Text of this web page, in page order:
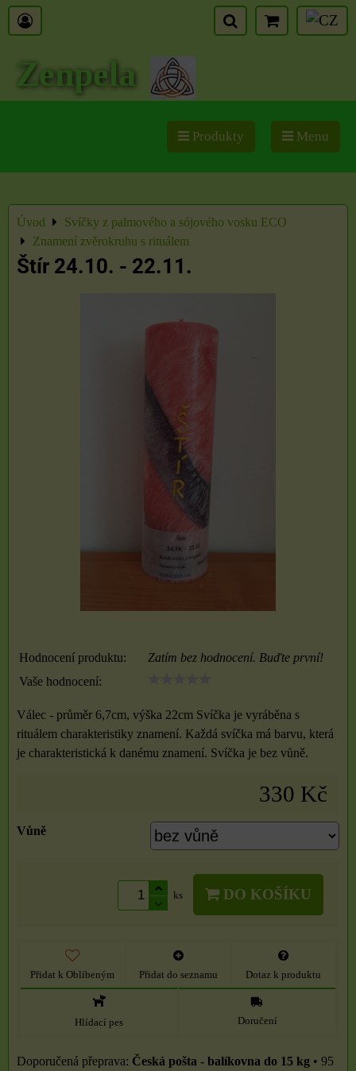
Zenpela
Produkty Menu
Úvod
Svíčky z palmového a sójového vosku ECO
Znamení zvěrokruhu s rituálem
Štír 24.10. - 22.11.
Hodnocení produktu:
Zatím bez hodnocení. Buďte první!
Vaše hodnocení:
Válec - průměr 6,7cm, výška 22cm Svíčka je vyráběna s
rituálem charakteristiky znamení. Každá svíčka má barvu, která
je charakteristická k danému znamení. Svíčka je bez vůně.
330 Kč
Vůně
ks DO KOŠÍKU
Přidat k Oblíbeným Přidat do seznamu Dotaz k produktu
Hlídací pes Doručení
Česká pošta - balíkovna do 15 kg • 95